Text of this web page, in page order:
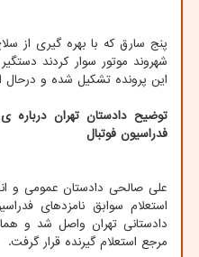
پنج سارق که با بهره گیری از
شهروند موتور سوار کردند
این پرونده تشکیل شده و درحال
توضیح دادستان تهران درباره
فدراسیون فوتبال
علی صالحی دادستان عمومی و
دادستانی تهران واصل شد و
مرجع استعلام گیرنده قرار گرفت.